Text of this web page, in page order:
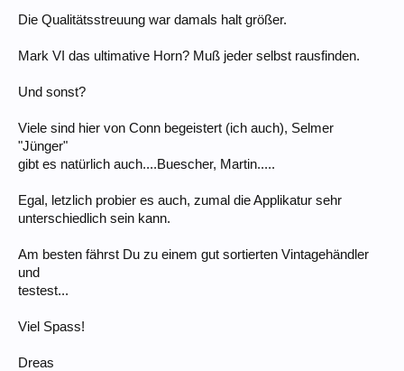
Die Qualitätsstreuung war damals halt größer.
Mark VI das ultimative Horn? Muß jeder selbst rausfinden.
Und sonst?
Viele sind hier von Conn begeistert (ich auch), Selmer
"Jünger"
gibt es natürlich auch....Buescher, Martin.....
Egal, letzlich probier es auch, zumal die Applikatur sehr
unterschiedlich sein kann.
Am besten fährst Du zu einem gut sortierten Vintagehändler
und
testest...
Viel Spass!
Dreas